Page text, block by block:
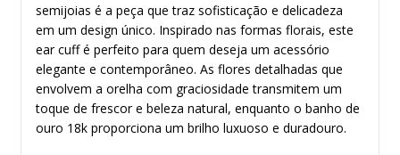
semijoias é a peça que traz sofisticação e delicadeza
em um design único. Inspirado nas formas florais, este
ear cuff é perfeito para quem deseja um acessório
elegante e contemporâneo. As flores detalhadas que
envolvem a orelha com graciosidade transmitem um
toque de frescor e beleza natural, enquanto o banho de
ouro 18k proporciona um brilho luxuoso e duradouro.